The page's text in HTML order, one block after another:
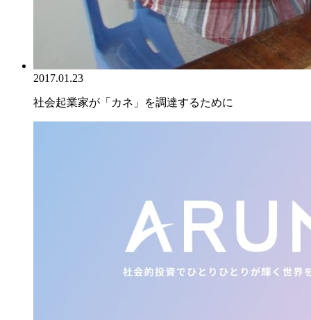
2017.01.23
社会起業家が「カネ」を調達するために